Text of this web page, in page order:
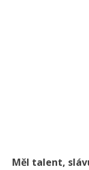
Měl talent,